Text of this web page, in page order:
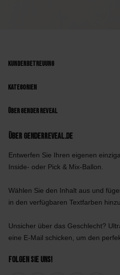
Kundenbetreuung
Kategorien
Über Gender Reveal
Über GenderReveal.de
Entwerfen Sie Ihren eigenen
Inside- oder Pick & Mix-Ballon.
Wählen Sie den Inhalt aus und
in den verfügbaren Textfarben hinzu.
Unsicher über das Geschlecht?
eine E-Mail schicken, um den
Folgen Sie uns!